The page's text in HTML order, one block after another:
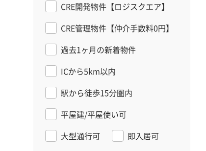
CRE開発物件【ロジスクエア】
CRE管理物件【仲介手数料0円】
過去1ヶ月の新着物件
ICから5km以内
駅から徒歩15分圏内
平屋建/平屋使い可
大型通行可
即入居可